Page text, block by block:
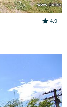
4.9